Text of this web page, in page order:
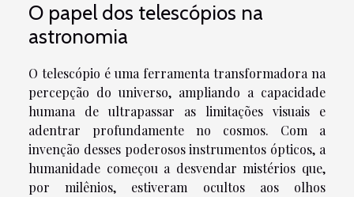
O papel dos telescópios na
astronomia
O telescópio é uma ferramenta transformadora na
percepção do universo, ampliando a capacidade
humana de ultrapassar as limitações visuais e
adentrar profundamente no cosmos. Com a
invenção desses poderosos instrumentos ópticos, a
humanidade começou a desvendar mistérios que,
por milênios, estiveram ocultos aos olhos